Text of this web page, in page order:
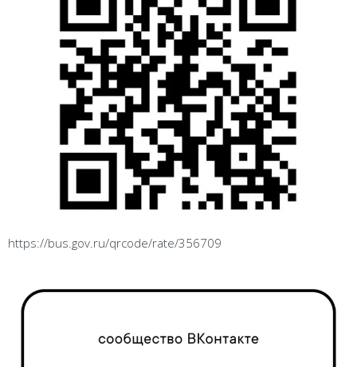
https://bus.gov.ru/qrcode/rate/356709